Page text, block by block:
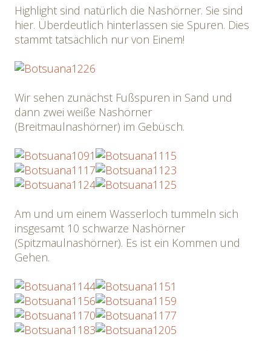
Highlight sind natürlich die Nashörner. Sie sind
hier. Überdeutlich hinterlassen sie Spuren. Dies
stammt tatsächlich nur von Einem!
Wir sehen zunächst Fußspuren in Sand und
dann zwei weiße Nashörner
(Breitmaulnashörner) im Gebüsch.
Am und um einem Wasserloch tummeln sich
insgesamt 10 schwarze Nashörner
(Spitzmaulnashörner). Es ist ein Kommen und
Gehen.